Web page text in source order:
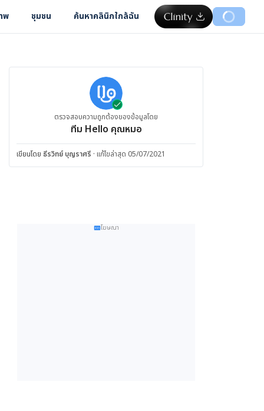
พ ชุมชน ค้นหาคลินิกใกล้ฉัน
ตรวจสอบความถูกต้องของข้อมูลโดย
ทีม Hello คุณหมอ
เขียนโดย ธีรวิทย์ บุญราศรี · แก้ไขล่าสุด 05/07/2021
โฆษณา